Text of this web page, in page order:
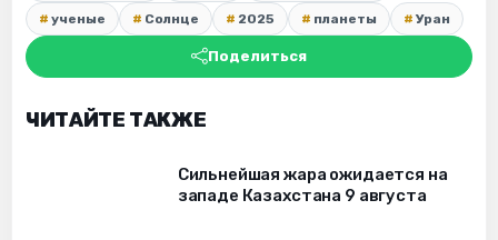
ученые Солнце 2025 планеты Уран
Поделиться
ЧИТАЙТЕ ТАКЖЕ
Сильнейшая жара ожидается на
западе Казахстана 9 августа